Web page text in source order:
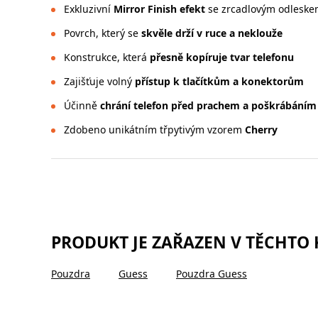
Exkluzivní Mirror Finish efektse zrcadlovým
Povrch, který se skvěle drží v ruce a neklouže
Konstrukce, která přesně kopíruje tvar telefonu
Zajišťuje volný přístup k tlačítkům a konektorům
Účinně chrání telefon před prachem a poškrábáním
Zdobeno unikátním třpytivým vzorem Cherry
PRODUKT JE ZAŘAZEN V TĚCHTO
Pouzdra Guess Pouzdra Guess